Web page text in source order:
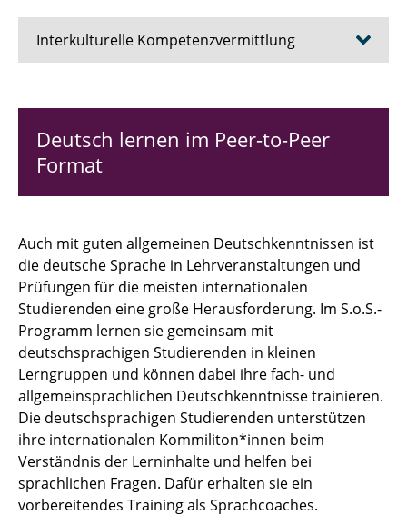
Interkulturelle Kompetenzvermittlung
Interkulturelle Workshops
Sprachtandem
Interkulturelles Partner Projekt (IPP)
Deutsch lernen im Peer-to-Peer
Format
Auch mit guten allgemeinen Deutschkenntnissen ist
die deutsche Sprache in Lehrveranstaltungen und
Prüfungen für die meisten internationalen
Studierenden eine große Herausforderung. Im S.o.S.-
Programm lernen sie gemeinsam mit
deutschsprachigen Studierenden in kleinen
Lerngruppen und können dabei ihre fach- und
allgemeinsprachlichen Deutschkenntnisse trainieren.
Die deutschsprachigen Studierenden unterstützen
ihre internationalen Kommiliton*innen beim
Verständnis der Lerninhalte und helfen bei
sprachlichen Fragen. Dafür erhalten sie ein
vorbereitendes Training als Sprachcoaches.